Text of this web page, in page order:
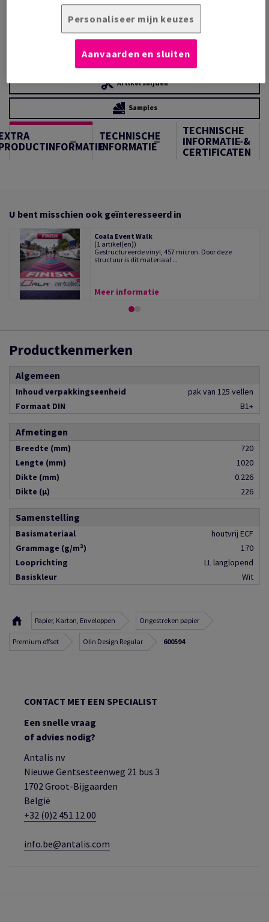
Artikel snijden
Samples
TECHNISCHE
INFORMATIE
TECHNISCHE
INFORMATIE &
CERTIFICATEN
U bent misschien ook geïnteresseerd in
Coala Event Walk
(1 artikel(en))
Gestructureerde vinyl, 457 micron. Door deze
structuur is dit materiaal ...
Meer informatie
Productkenmerken
Algemeen
Inhoud verpakkingseenheid
pak van 125 vellen
Formaat DIN
B1+
Afmetingen
Breedte (mm)
720
Lengte (mm)
1020
Dikte (mm)
0.226
Dikte (µ)
226
Samenstelling
Basismateriaal
houtvrij ECF
Grammage (g/m²)
170
Looprichting
LL langlopend
Basiskleur
Wit
Papier, Karton, Enveloppen Ongestreken papier
Premium offset Olin Design Regular 600594
CONTACT MET EEN SPECIALIST
Een snelle vraag
of advies nodig?
Antalis nv
Nieuwe Gentsesteenweg 21 bus 3
1702 Groot-Bijgaarden
België
+32 (0)2 451 12 00
info.be@antalis.com
Personaliseer mijn keuzes
Aanvaarden en sluiten